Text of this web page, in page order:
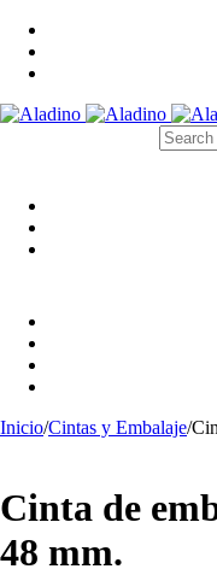
Inicio/Cintas y Embalaje/
Cinta de
48 mm.